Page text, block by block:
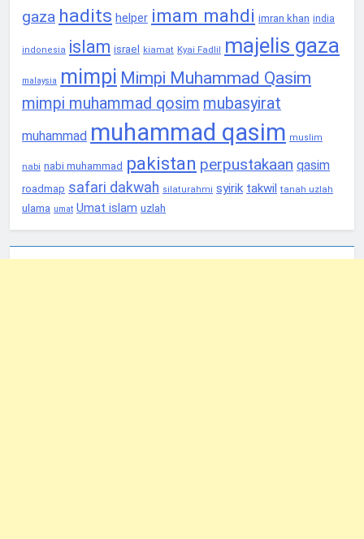
gaza hadits helper imam mahdi imran khan india
indonesia islam israel kiamat Kyai Fadlil majelis gaza
malaysia mimpi Mimpi Muhammad Qasim
mimpi muhammad qosim mubasyirat
muhammad muhammad qasim muslim
nabi nabi muhammad pakistan perpustakaan qasim
roadmap safari dakwah silaturahmi syirik takwil tanah uzlah
ulama umat Umat islam uzlah